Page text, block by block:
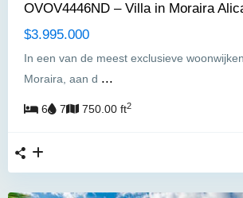
OVOV4446ND – Villa in Moraira
$3.995.000
In een van de meest exclusieve
Moraira, aan d ...
6 7 750.00 ft2